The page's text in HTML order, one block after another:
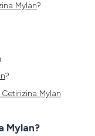
Mylan?
?
Mylan
Mylan?